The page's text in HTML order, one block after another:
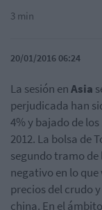
3 min
20/01/2016 06:24
La sesión enAsia
perjudicada han
4% y bajado de
2012. La bolsa de
segundo tramo de
negativo en lo
precios del crudo
china. En el